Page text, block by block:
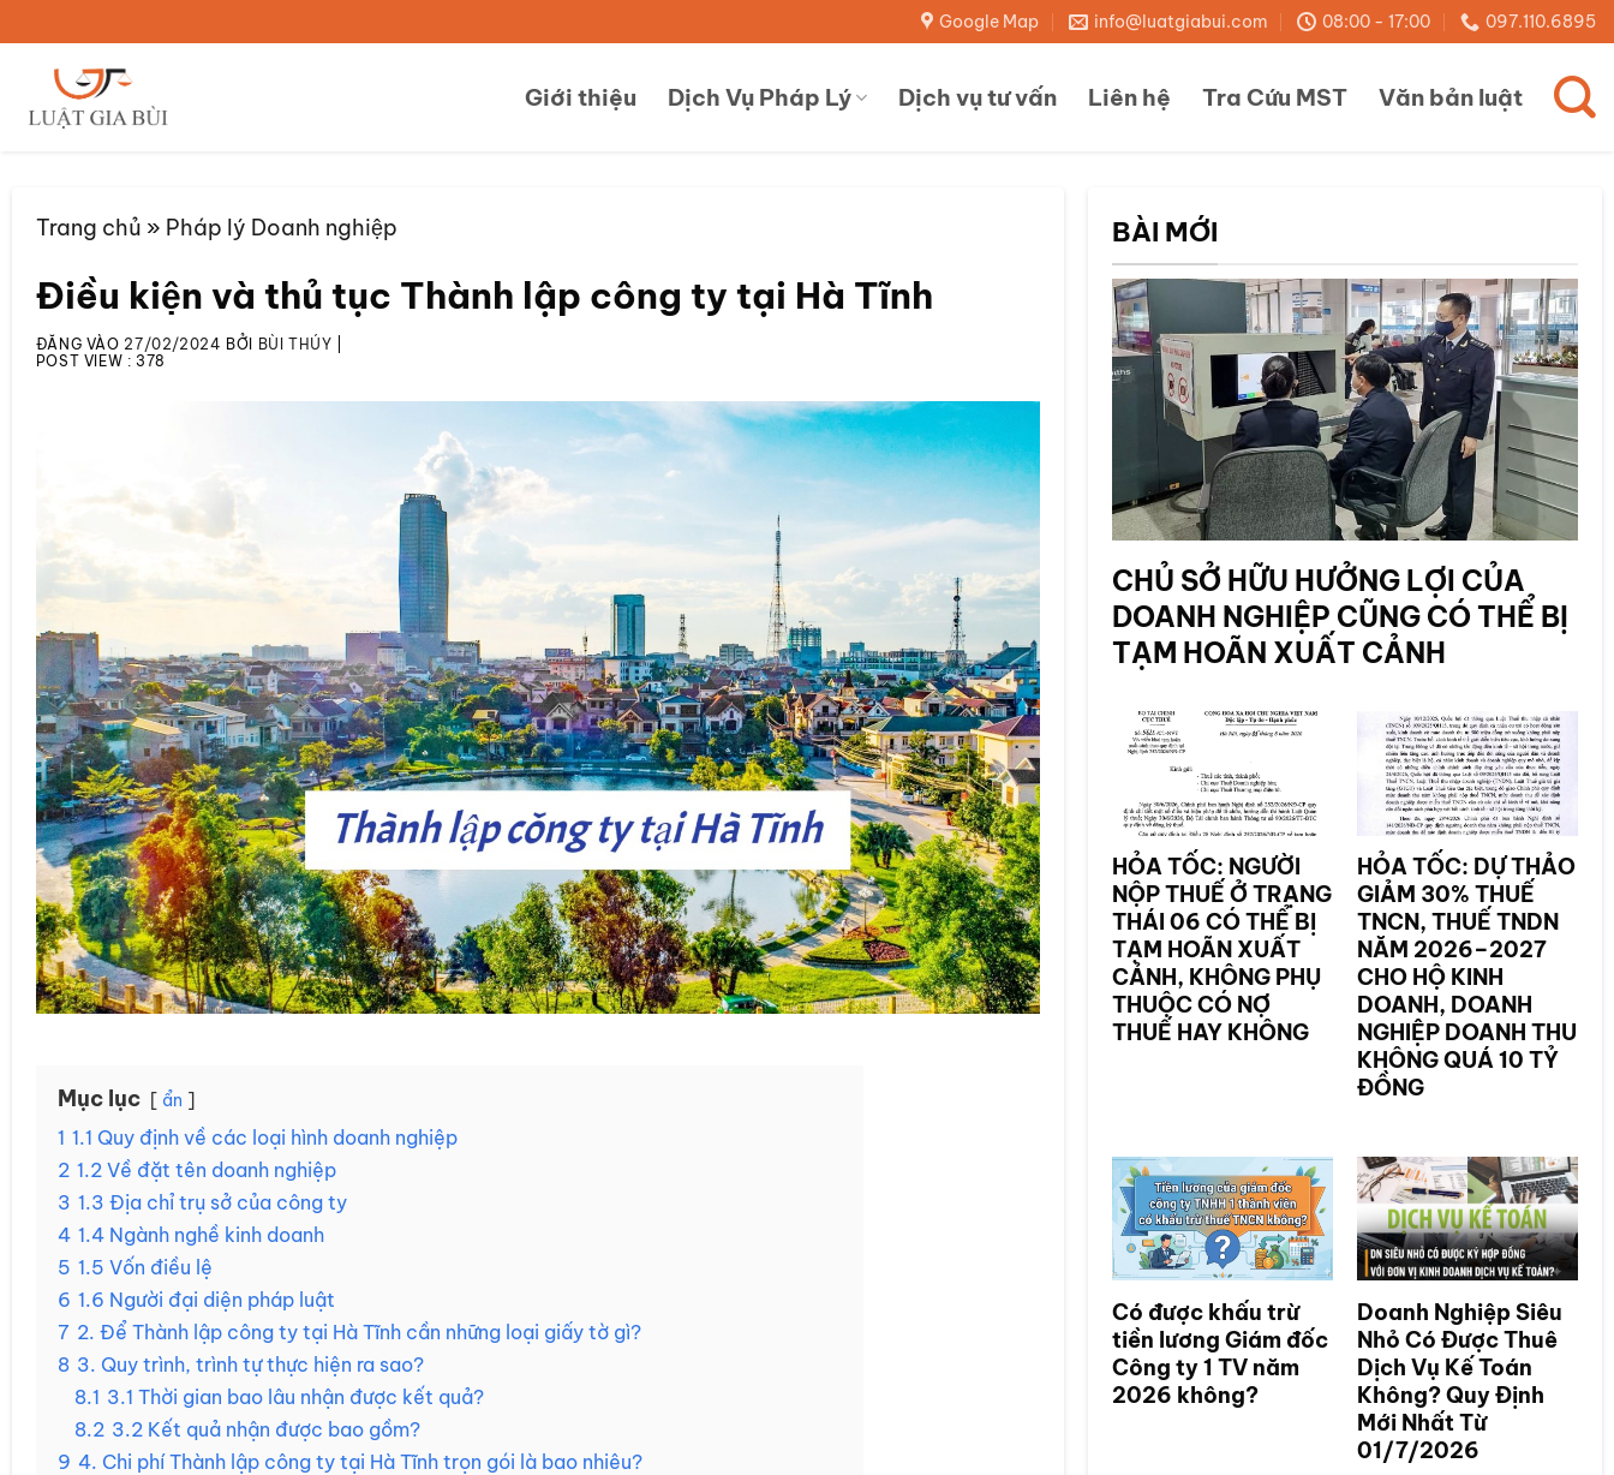
qua
dung
Google Map info@luatgiabui.com 08:00 - 17:00 097.110.6895
Giới thiệu Dịch Vụ Pháp Lý Dịch vụ tư vấn Liên hệ Tra Cứu MST Văn bản luật
Trang chủ » Pháp lý Doanh nghiệp
Điều kiện và thủ tục Thành lập công ty tại Hà Tĩnh
ĐĂNG VÀO 27/02/2024 BỞI BÙI THÚY
POST VIEW : 378
Mục lục ẩn
1 1.1 Quy định về các loại hình doanh nghiệp
2 1.2 Về đặt tên doanh nghiệp
3 1.3 Địa chỉ trụ sở của công ty
4 1.4 Ngành nghề kinh doanh
5 1.5 Vốn điều lệ
6 1.6 Người đại diện pháp luật
7 2. Để Thành lập công ty tại Hà Tĩnh cần những loại giấy tờ gì?
8 3. Quy trình, trình tự thực hiện ra sao?
8.1 3.1 Thời gian bao lâu nhận được kết quả?
8.2 3.2 Kết quả nhận được bao gồm?
9 4. Chi phí Thành lập công ty tại Hà Tĩnh trọn gói là bao nhiêu?
BÀI MỚI
CHỦ SỞ HỮU HƯỞNG LỢI CỦA
DOANH NGHIỆP CŨNG CÓ THỂ BỊ
TẠM HOÃN XUẤT CẢNH
HỎA TỐC: NGƯỜI
NỘP THUẾ Ở TRẠNG
THÁI 06 CÓ THỂ BỊ
TẠM HOÃN XUẤT
CẢNH, KHÔNG PHỤ
THUỘC CÓ NỢ
THUẾ HAY KHÔNG
HỎA TỐC: DỰ THẢO
GIẢM 30% THUẾ
TNCN, THUẾ TNDN
NĂM 2026–2027
CHO HỘ KINH
DOANH, DOANH
NGHIỆP DOANH THU
KHÔNG QUÁ 10 TỶ
ĐỒNG
Có được khấu trừ
tiền lương Giám đốc
Công ty 1 TV năm
2026 không?
Doanh Nghiệp Siêu
Nhỏ Có Được Thuê
Dịch Vụ Kế Toán
Không? Quy Định
Mới Nhất Từ
01/7/2026